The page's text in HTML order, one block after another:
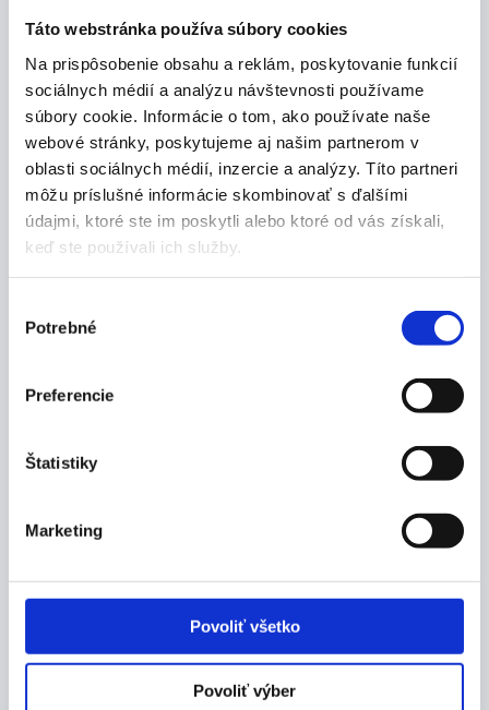
Táto webstránka používa súbory cookies
Na prispôsobenie obsahu a reklám, poskytovanie funkcií
sociálnych médií a analýzu návštevnosti používame
súbory cookie. Informácie o tom, ako používate naše
webové stránky, poskytujeme aj našim partnerom v
oblasti sociálnych médií, inzercie a analýzy. Títo partneri
môžu príslušné informácie skombinovať s ďalšími
údajmi, ktoré ste im poskytli alebo ktoré od vás získali,
keď ste používali ich služby.
súhlasu
Potrebné
Preferencie
Štatistiky
Marketing
Povoliť všetko
Povoliť výber
DO KOŠÍKA
Popis produktu
náhradný inhalačný set na kompresorový
set obsahuje:
výrobca: OMRON HEALTHCARE EUROPE B.V.
www.omron-healthcare.com Web: www.omron-
healthcare.com
Balenie: